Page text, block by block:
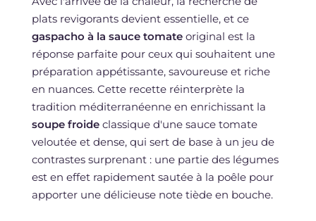
plats revigorants devient essentielle, et ce
gaspacho à la sauce tomateoriginal est la
réponse parfaite pour ceux qui souhaitent une
préparation appétissante, savoureuse et riche
en nuances. Cette recette réinterprète la
tradition méditerranéenne en enrichissant la
soupe froideclassique d'une sauce tomate
veloutée et dense, qui sert de base à un jeu de
contrastes surprenant : une partie des légumes
est en effet rapidement sautée à la poêle pour
apporter une délicieuse note tiède en bouche.